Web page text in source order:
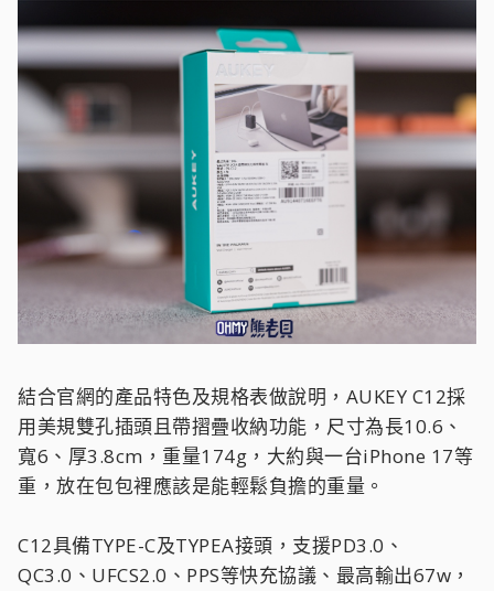
結合官網的產品特色及規格表做說明，AUKEY C12採
用美規雙孔插頭且帶摺疊收納功能，尺寸為長10.6、
寬6、厚3.8cm，重量174g，大約與一台iPhone 17等
重，放在包包裡應該是能輕鬆負擔的重量。
C12具備TYPE-C及TYPEA接頭，支援PD3.0、
QC3.0、UFCS2.0、PPS等快充協議、最高輸出67w，